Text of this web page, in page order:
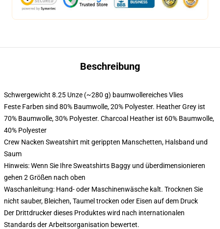
Beschreibung
Schwergewicht 8.25 Unze (~280 g) baumwollereiches Vlies
Feste Farben sind 80% Baumwolle, 20% Polyester. Heather Grey ist
70% Baumwolle, 30% Polyester. Charcoal Heather ist 60% Baumwolle,
40% Polyester
Crew Nacken Sweatshirt mit gerippten Manschetten, Halsband und
Saum
Hinweis: Wenn Sie Ihre Sweatshirts Baggy und überdimensionieren
gehen 2 Größen nach oben
Waschanleitung: Hand- oder Maschinenwäsche kalt. Trocknen Sie
nicht sauber, Bleichen, Taumel trocken oder Eisen auf dem Druck
Der Drittdrucker dieses Produktes wird nach internationalen
Standards der Arbeitsorganisation bewertet.